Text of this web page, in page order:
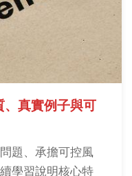
真實例子與可
題、承擔可控風
學習說明核心特